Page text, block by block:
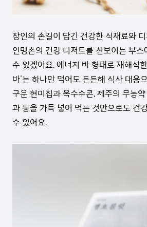
장인의 손길이 담긴 건강한 식재료와
인명촌의 건강 디저트를 선보이는 부스
수 있겠어요. 에너지 바 형태로 재해석
바'는 하나만 먹어도 든든해 식사 대용
구운 현미칩과 옥수수콘, 제주의 무농
과 등을 가득 넣어 먹는 것만으로도 건
수 있어요.